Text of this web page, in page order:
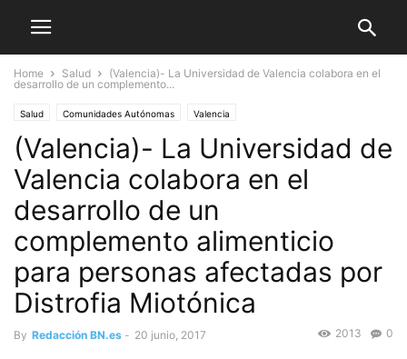
Home Salud
(Valencia)- La Universidad de Valencia colabora en el
desarrollo de un complemento...
Salud Comunidades Autónomas Valencia
(Valencia)- La Universidad de
Valencia colabora en el
desarrollo de un
complemento alimenticio
para personas afectadas por
Distrofia Miotónica
By Redacción BN.es - 20 junio, 2017 0
2013